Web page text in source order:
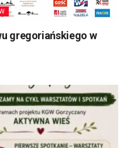
gregoriańskiego w